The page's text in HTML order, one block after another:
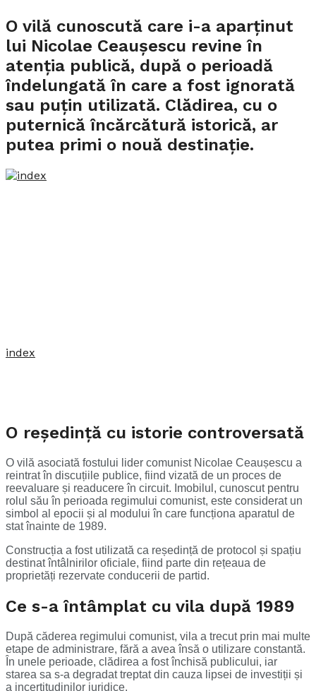
O vilă cunoscută care i-a aparținut
lui Nicolae Ceaușescu revine în
atenția publică, după o perioadă
îndelungată în care a fost ignorată
sau puțin utilizată. Clădirea, cu o
puternică încărcătură istorică, ar
putea primi o nouă destinație.
index
O reședință cu istorie controversată
O vilă asociată fostului lider comunist Nicolae Ceaușescu a
reintrat în discuțiile publice, fiind vizată de un proces de
reevaluare și readucere în circuit. Imobilul, cunoscut pentru
rolul său în perioada regimului comunist, este considerat un
simbol al epocii și al modului în care funcționa aparatul de
stat înainte de 1989.
Construcția a fost utilizată ca reședință de protocol și spațiu
destinat întâlnirilor oficiale, fiind parte din rețeaua de
proprietăți rezervate conducerii de partid.
Ce s-a întâmplat cu vila după 1989
După căderea regimului comunist, vila a trecut prin mai multe
etape de administrare, fără a avea însă o utilizare constantă.
În unele perioade, clădirea a fost închisă publicului, iar
starea sa s-a degradat treptat din cauza lipsei de investiții și
a incertitudinilor juridice.